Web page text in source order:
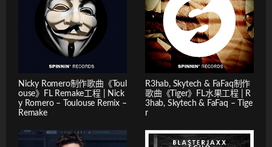
Nicky Romero制作歌曲《Toul
ouse》FL Remake工程 | Nick
y Romero – Toulouse Remix –
Remake
R3hab, Skytech & FaFaq制作
歌曲《Tiger》FL水果工程 | R
3hab, Skytech & FaFaq – Tige
r